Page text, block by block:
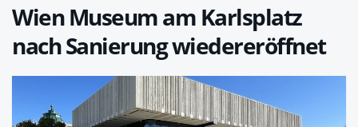
Wien Museum am Karlsplatz
nach Sanierung wiedereröffnet